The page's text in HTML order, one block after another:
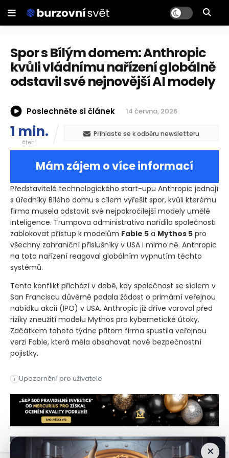
Spor s Bílým domem: Anthropic
kvůli vládnímu nařízení globálně
odstavil své nejnovější AI modely
Poslechněte si článek 14 června, 2026
1 min.
čtení
Přihlaste se k odběru newsletteru
Mám zájem o více informací
Představitelé technologického start-upu Anthropic jednají
s úředníky Bílého domu s cílem vyřešit spor, kvůli kterému
firma musela odstavit své nejpokročilejší modely umělé
inteligence. Trumpova administrativa nařídila společnosti
zablokovat přístup k modelům Fable 5 a Mythos 5 pro
všechny zahraniční příslušníky v USA i mimo ně. Anthropic
na toto nařízení reagoval globálním vypnutím těchto
systémů.
Tento konflikt přichází v době, kdy společnost se sídlem v
San Franciscu důvěrně podala žádost o primární veřejnou
nabídku akcií (IPO) v USA. Anthropic již dříve varoval před
riziky zneužití modelu Mythos pro kybernetické útoky.
Začátkem tohoto týdne přitom firma spustila veřejnou
verzi Fable, která měla obsahovat nové bezpečnostní
pojistky.
i Upozornění pro uživatele
Představitelé technologického start-upu Anthropic jednají
×